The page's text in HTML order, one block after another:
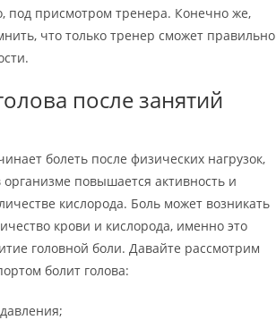
под присмотром тренера. Конечно же,
что только тренер сможет правильно
после занятий
болеть после физических нагрузок,
повышается активность и
кислорода. Боль может возникать
крови и кислорода, именно это
головной боли. Давайте рассмотрим
болит голова: